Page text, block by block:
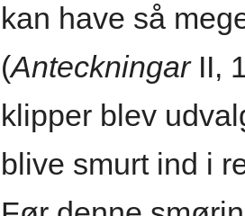
kan have så
(AnteckningarII,
klipper blev
blive smurt ind i